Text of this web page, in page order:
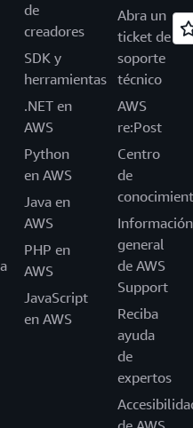
de
creadores
SDK y
herramientas
.NET en
AWS
Python
en AWS
Java en
AWS
PHP en
AWS
JavaScript
en AWS
Abra un
ticket de
soporte
técnico
AWS
re:Post
Centro
de
Información
general
de AWS
Support
Reciba
ayuda
de
expertos